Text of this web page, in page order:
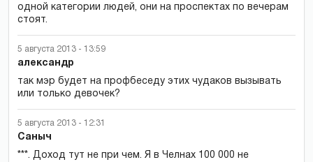
одной категории людей, они на проспектах по вечерам
стоят.
5 августа 2013 - 13:59
александр
так мэр будет на профбеседу этих чудаков вызывать
или только девочек?
5 августа 2013 - 12:31
Саныч
***. Доход тут не при чем. Я в Челнах 100 000 не